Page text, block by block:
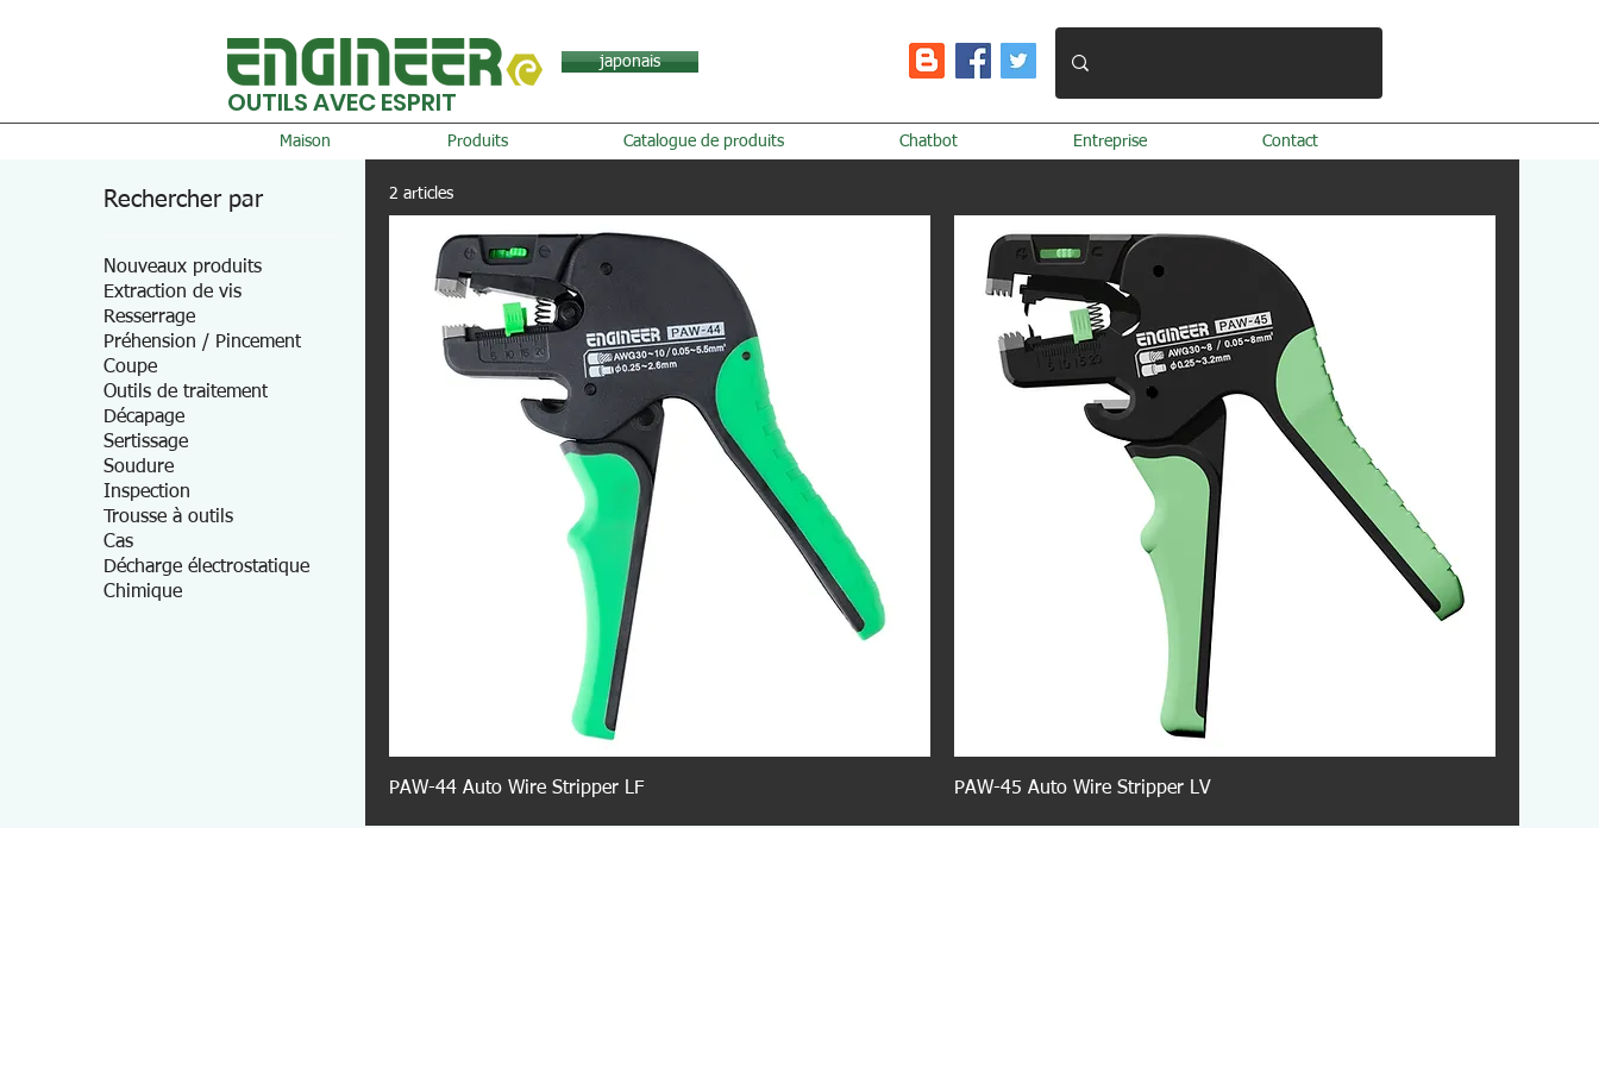
japonais
OUTILS AVEC ESPRIT
Maison Produits Catalogue de produits Chatbot Entreprise Contact
Rechercher par
Nouveaux produits
Extraction de vis
Resserrage
Préhension / Pincement
Coupe
Outils de traitement
Décapage
Sertissage
Soudure
Inspection
Trousse à outils
Cas
Décharge électrostatique
Chimique
2 articles
PAW-44 Auto Wire Stripper LF PAW-45 Auto Wire Stripper LV